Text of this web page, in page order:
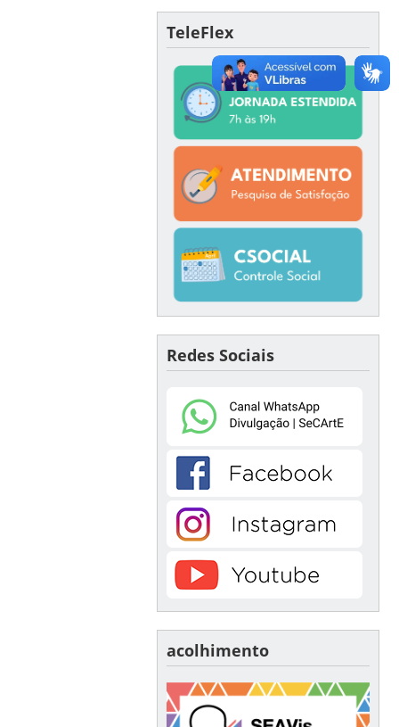
TeleFlex
Redes Sociais
acolhimento